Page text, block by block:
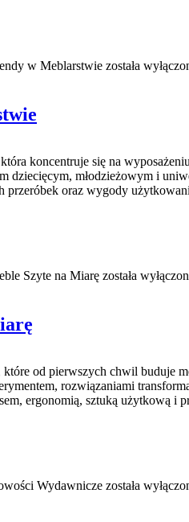
w Meblarstwie została
koncentruje się na
dziecięcym, młodzieżowym i
przeróbek oraz wygody
Szyte na Miarę została
od pierwszych chwil buduje
rozwiązaniami
ergonomią, sztuką użytkową i
Wydawnicze została